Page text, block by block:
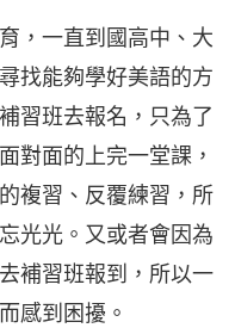
，一直到國高中、大
找能夠學好美語的方
習班去報名，只為了
對面的上完一堂課，
複習、反覆練習，所
光光。又或者會因為
補習班報到，所以一
感到困擾。